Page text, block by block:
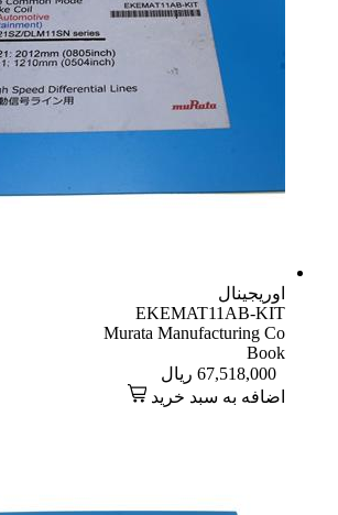
اوریجینال
EKEMAT11AB-KIT
Murata Manufacturing Co
Book
67,518,000 ریال
اضافه به سبد خرید